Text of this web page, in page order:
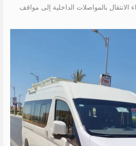
بالمواصلات الداخلية إلى مواقف